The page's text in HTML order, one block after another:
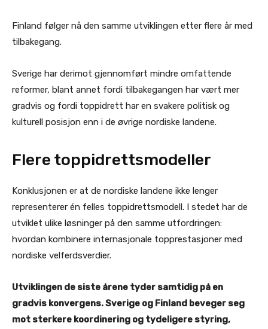
Finland følger nå den samme utviklingen etter flere år med
tilbakegang.
Sverige har derimot gjennomført mindre omfattende
reformer, blant annet fordi tilbakegangen har vært mer
gradvis og fordi toppidrett har en svakere politisk og
kulturell posisjon enn i de øvrige nordiske landene.
Flere toppidrettsmodeller
Konklusjonen er at de nordiske landene ikke lenger
representerer én felles toppidrettsmodell. I stedet har de
utviklet ulike løsninger på den samme utfordringen:
hvordan kombinere internasjonale topprestasjoner med
nordiske velferdsverdier.
Utviklingen de siste årene tyder samtidig på en
gradvis konvergens. Sverige og Finland beveger seg
mot sterkere koordinering og tydeligere styring,